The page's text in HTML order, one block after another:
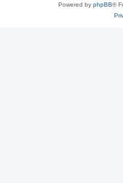
Powered by phpBB®